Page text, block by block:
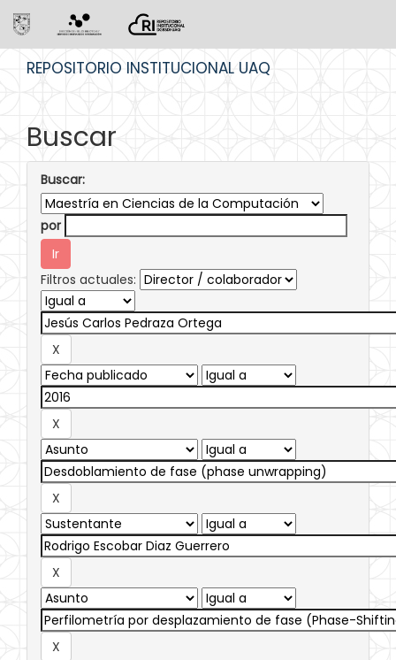
REPOSITORIO INSTITUCIONAL UAQ
Buscar
Buscar:
por
Filtros actuales: